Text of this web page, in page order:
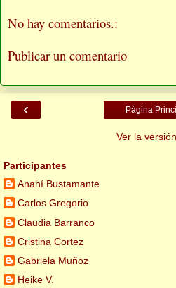
No hay comentarios.:
Publicar un comentario
‹ Página
Ver la
Participantes
Anahí Bustamante
Carlos Gregorio
Claudia Barranco
Cristina Cortez
Gabriela Muñoz
Heike V.